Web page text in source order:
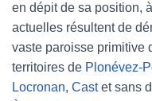
en dépit de sa position,
actuelles résultent de
vaste paroisse primitive
territoires de Plonévez-
Locronan, Castet sans